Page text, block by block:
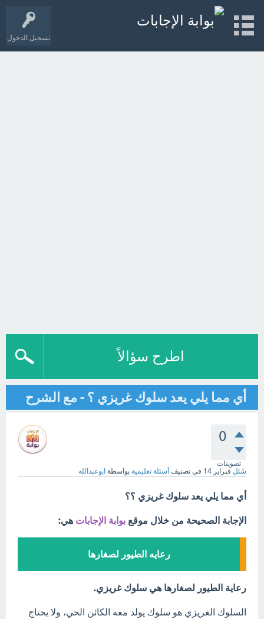
تسجيل الدخول
اطرح سؤالاً
أي مما يلي يعد سلوك غريزي ؟ - مع الشرح
0
تصويتات
سُئل فبراير 14 في تصنيف أسئلة تعليمية بواسطة ابوعبدالله
أي مما يلي يعد سلوك غريزي ؟؟
الإجابة الصحيحة من خلال موقع بوابة الإجابات هي:
رعايه الطيور لصغارها
رعاية الطيور لصغارها هي سلوك غريزي.
السلوك الغريزي هو سلوك يولد معه الكائن الحي، ولا يحتاج